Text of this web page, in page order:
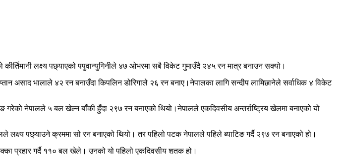
लक्ष्य पछ्याएको पपुवान्युगिनीले ४७ ओभरमा सबै विकेट गुमाउँदै २४५ रन मात्र बनाउन सक्यो।
असाद भालाले ४२ रन बनाउँदा किपलिन डोरिगाले २६ रन बनाए।नेपालका लागि सन्दीप लामिछानेले सर्वाधिक ४ विकेट
नेपालले ५ बल खेल्न बाँकी हुँदा २९७ रन बनाएको थियो।नेपालले एकदिवसीय अन्तर्राष्ट्रिय खेलमा बनाएको यो
लक्ष्य पछ्याउने क्रममा सो रन बनाएको थियो। तर पहिलो पटक नेपालले पहिले ब्याटिङ गर्दै २९७ रन बनाएको हो।
प्रहार गर्दै ११० बल खेले। उनको यो पहिलो एकदिवसीय शतक हो।